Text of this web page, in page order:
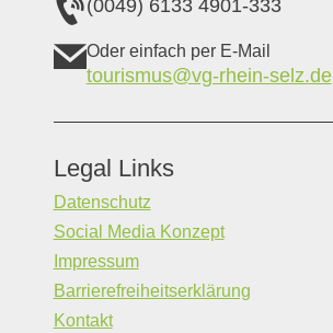
(0049) 6133 4901-333
Oder einfach per E-Mail
tourismus@vg-rhein-selz.de
Legal Links
Datenschutz
Social Media Konzept
Impressum
Barrierefreiheitserklärung
Kontakt